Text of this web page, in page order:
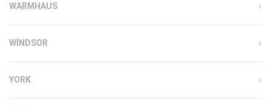
WARMHAUS
WINDSOR
YORK